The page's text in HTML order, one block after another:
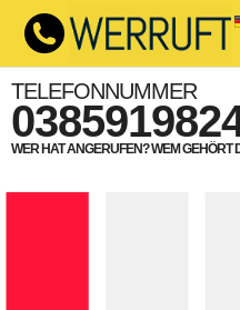
TELEFONNUMMER
WER HAT ANGERUFEN? WEM GEHÖRT